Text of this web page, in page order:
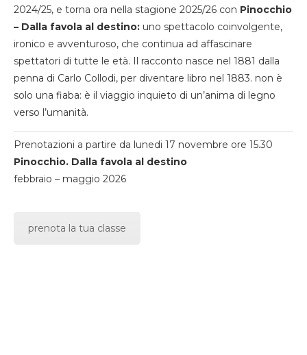
2024/25, e torna ora nella stagione 2025/26 con Pinocchio
– Dalla favola al destino: uno spettacolo coinvolgente,
ironico e avventuroso, che continua ad affascinare
spettatori di tutte le età. Il racconto nasce nel 1881 dalla
penna di Carlo Collodi, per diventare libro nel 1883. non è
solo una fiaba: è il viaggio inquieto di un’anima di legno
verso l’umanità.
Prenotazioni a partire da lunedi 17 novembre ore 15.30
Pinocchio. Dalla favola al destino
febbraio – maggio 2026
prenota la tua classe